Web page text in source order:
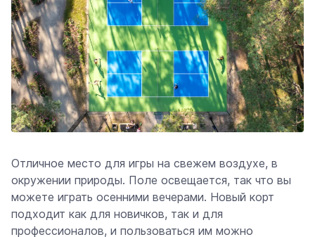
Отличное место для игры на свежем воздухе, в
окружении природы. Поле освещается, так что вы
можете играть осенними вечерами. Новый корт
подходит как для новичков, так и для
профессионалов, и пользоваться им можно